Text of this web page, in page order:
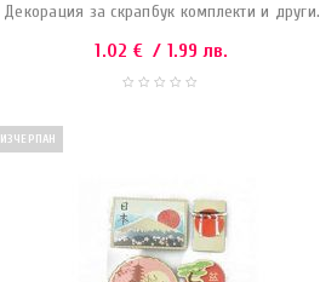
Декорация за скрапбук комплекти и други.
1.02 € / 1.99 лв.
ИЗЧЕРПАН